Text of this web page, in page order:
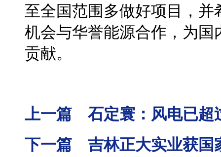
至全国范围多做好项目，
机会与华誉能源合作，为
贡献。
上一篇 石定寰：风电已超
下一篇 吉林正大实业获国